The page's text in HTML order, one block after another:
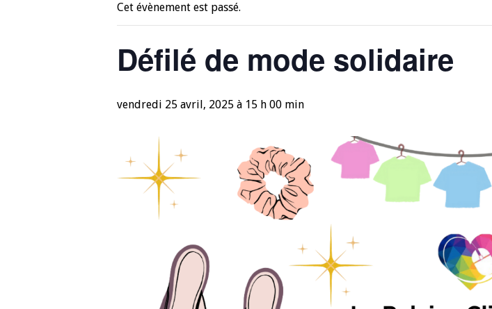
Cet évènement est passé.
Défilé de mode solidaire
vendredi 25 avril, 2025 à 15 h 00 min